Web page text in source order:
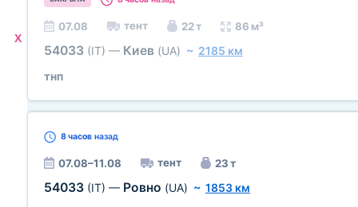
X
07.08 тент 22 т 86 м³
54033 (IT) — Киев (UA) ~ 2185 км
тнп
8 часов назад
07.08–11.08 тент 23 т
54033 (IT) — Ровно (UA) ~ 1853 км